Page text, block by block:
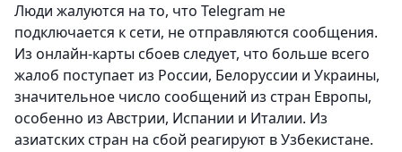
Люди жалуются на то, что Telegram не
подключается к сети, не отправляются сообщения.
Из онлайн-карты сбоев следует, что больше всего
жалоб поступает из России, Белоруссии и Украины,
значительное число сообщений из стран Европы,
особенно из Австрии, Испании и Италии. Из
азиатских стран на сбой реагируют в Узбекистане.